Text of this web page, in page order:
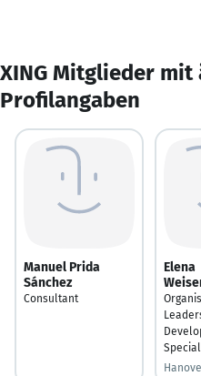
XING Mitglieder mit
Profilangaben
Manuel Prida
Sánchez
Consultant
Elena